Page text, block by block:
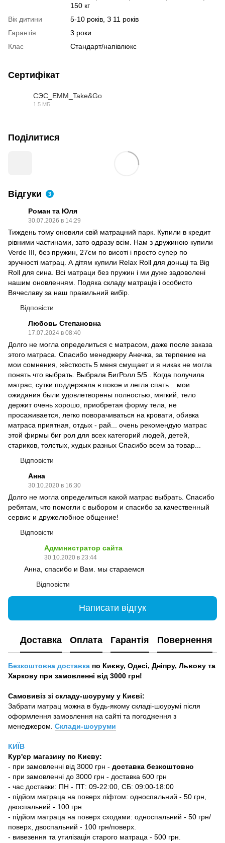
150 кг
Вік дитини
5-10 років, З 11 років
Гарантія
3 роки
Клас
Стандарт/напівлюкс
Сертифікат
СЭС_ЕММ_Take&Go
1.5 МБ
Поділитися
Відгуки 3
Роман та Юля
30.07.2026 в 14:29
Тиждень тому оновили свій матрацний парк. Купили в кредит
рівними частинами, зато одразу всім. Нам з дружиною купили
Verde III, без пружин, 27см по висоті і просто супер по
зручності матрац. А дітям купили Relax Roll для доньці та Big
Roll для сина. Всі матраци без пружин і ми дуже задоволені
нашим оновленням. Подяка складу матраців і особисто
Вячеславу за наш правильний вибір.
Відповісти
Любовь Степановна
17.07.2024 в 08:40
Долго не могла определиться с матрасом, даже после заказа
этого матраса. Спасибо менеджеру Анечка, за терпение на
мои сомнения, жёсткость 5 меня смущает и я никак не могла
понять что выбрать. Выбрала БигРолл 5/5 . Когда получила
матрас, сутки поддержала в покое и легла спать... мои
ожидания были удовлетворены полностью, мягкий, тело
держит очень хорошо, приобретая форму тела, не
просаживается, легко поворачиваться на кровати, обивка
матраса приятная, отдых - рай... очень рекомендую матрас
этой фирмы биг рол для всех категорий людей, детей,
стариков, толстых, худых разных Спасибо всем за товар...
Відповісти
Анна
30.10.2020 в 16:30
Долго не могла определиться какой матрас выбрать. Спасибо
ребятам, что помогли с выбором и спасибо за качественный
сервис и дружелюбное общение!
Відповісти
Администратор сайта
30.10.2020 в 23:44
Анна, спасибо и Вам. мы стараемся
Відповісти
Написати відгук
Доставка Оплата Гарантія Повернення
Безкоштовна доставка по Києву, Одесі, Дніпру, Львову та
Харкову при замовленні від 3000 грн!
Самовивіз зі складу-шоуруму у Києві:
Забрати матрац можна в будь-якому складі-шоурумі після
оформлення замовлення на сайті та погодження з
менеджером. Склади-шоуруми
КИЇВ
Кур'єр магазину по Києву:
- при замовленні від 3000 грн - доставка безкоштовно
- при замовленні до 3000 грн - доставка 600 грн
- час доставки: ПН - ПТ: 09-22:00, СБ: 09:00-18:00
- підйом матраца на поверх ліфтом: односпальний - 50 грн,
двоспальний - 100 грн.
- підйом матраца на поверх сходами: односпальний - 50 грн/
поверх, двоспальний - 100 грн/поверх.
- вивезення та утилізація старого матраца - 500 грн.